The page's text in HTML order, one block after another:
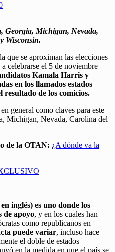
Georgia, Michigan, Nevada,
Wisconsin.
que se aproximan las elecciones
celebrarse el 5 de noviembre
Kamala Harris y
en los llamados estados
resultado de los comicios.
general como claves para este
Michigan, Nevada, Carolina del
de la OTAN: ¿A dónde va la
en inglés) es uno donde los
de apoyo, y en los cuales han
como republicanos en
puede variar, incluso hace
el doble de estados
en la medida en que el país se